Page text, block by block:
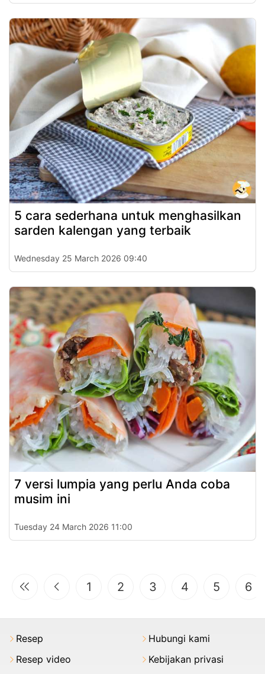
5 cara sederhana untuk menghasilkan
sarden kalengan yang terbaik
Wednesday 25 March 2026 09:40
7 versi lumpia yang perlu Anda coba
musim ini
Tuesday 24 March 2026 11:00
1 2 3 4 5 6
Resep
Resep video
Hubungi kami
Kebijakan privasi